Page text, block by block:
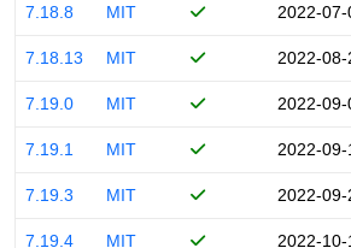
7.18.8 MIT 2022-
7.18.13 MIT 2022-
7.19.0 MIT 2022-
7.19.1 MIT 2022-
7.19.3 MIT 2022-
7.19.4 MIT 2022-